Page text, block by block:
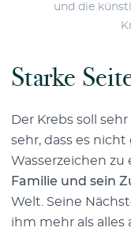
und die
Starke
Der Krebs soll sehr
sehr, dass es
Wasserzeichen zu
Familie und sein
Welt. Seine
ihm mehr als alles